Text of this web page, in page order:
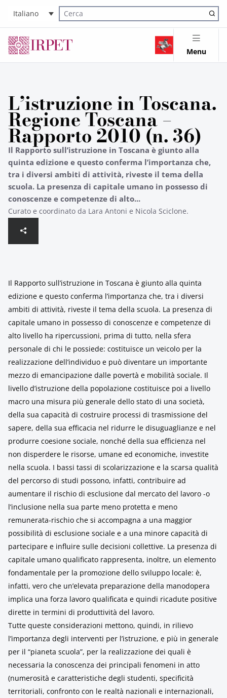
Italiano
Cerca nel sito
Menu
L’istruzione in Toscana.
Regione Toscana –
Rapporto 2010 (n. 36)
Il Rapporto sull’istruzione in Toscana è giunto alla
quinta edizione e questo conferma l’importanza che,
tra i diversi ambiti di attività, riveste il tema della
scuola. La presenza di capitale umano in possesso di
conoscenze e competenze di alto...
Curato e coordinato da Lara Antoni e Nicola Sciclone.
Il Rapporto sull’istruzione in Toscana è giunto alla quinta
edizione e questo conferma l’importanza che, tra i diversi
ambiti di attività, riveste il tema della scuola. La presenza di
capitale umano in possesso di conoscenze e competenze di
alto livello ha ripercussioni, prima di tutto, nella sfera
personale di chi le possiede: costituisce un veicolo per la
realizzazione dell’individuo e può diventare un importante
mezzo di emancipazione dalle povertà e mobilità sociale. Il
livello d’istruzione della popolazione costituisce poi a livello
macro una misura più generale dello stato di una società,
della sua capacità di costruire processi di trasmissione del
sapere, della sua efficacia nel ridurre le disuguaglianze e nel
produrre coesione sociale, nonché della sua efficienza nel
non disperdere le risorse, umane ed economiche, investite
nella scuola. I bassi tassi di scolarizzazione e la scarsa qualità
del percorso di studi possono, infatti, contribuire ad
aumentare il rischio di esclusione dal mercato del lavoro -o
l’inclusione nella sua parte meno protetta e meno
remunerata-rischio che si accompagna a una maggior
possibilità di esclusione sociale e a una minore capacità di
partecipare e influire sulle decisioni collettive. La presenza di
capitale umano qualificato rappresenta, inoltre, un elemento
fondamentale per la promozione dello sviluppo locale: è,
infatti, vero che un’elevata preparazione della manodopera
implica una forza lavoro qualificata e quindi ricadute positive
dirette in termini di produttività del lavoro.
Tutte queste considerazioni mettono, quindi, in rilievo
l’importanza degli interventi per l’istruzione, e più in generale
per il “pianeta scuola”, per la realizzazione dei quali è
necessaria la conoscenza dei principali fenomeni in atto
(numerosità e caratteristiche degli studenti, specificità
territoriali, confronto con le realtà nazionali e internazionali,